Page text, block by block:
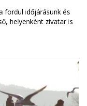
fordul időjárásunk és
helyenként zivatar is